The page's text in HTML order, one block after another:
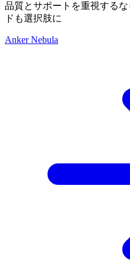
品質とサポートを重視する
ドも選択肢に
Anker Nebula